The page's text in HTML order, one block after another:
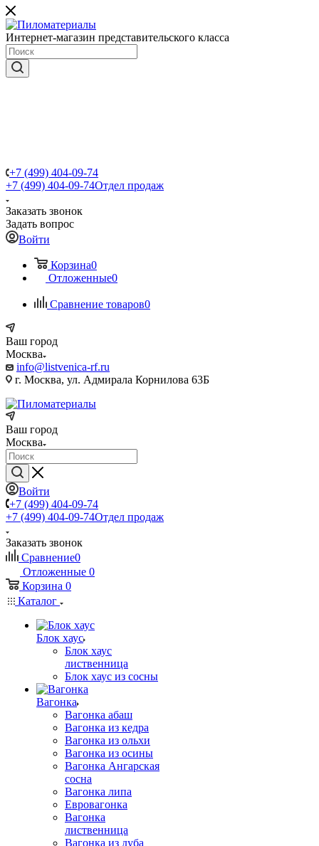
Интернет-магазин представительского класса
+7 (499) 404-09-74
+7 (499) 404-09-74Отдел продаж
Заказать звонок
Задать вопрос
Войти
Корзина0
Отложенные0
Сравнение товаров0
Ваш город
Москва
info@listvenica-rf.ru
г. Москва, ул. Адмирала Корнилова 63Б
Ваш город
Москва
Войти
+7 (499) 404-09-74
+7 (499) 404-09-74Отдел продаж
Заказать звонок
Сравнение0
Отложенные 0
Корзина 0
Каталог
Блок хаус
Блок хаус
лиственница
Блок хаус из сосны
Вагонка
Вагонка абаш
Вагонка из кедра
Вагонка из ольхи
Вагонка из осины
Вагонка Ангарская
сосна
Вагонка липа
Евровагонка
Вагонка
лиственница
Вагонка из дуба